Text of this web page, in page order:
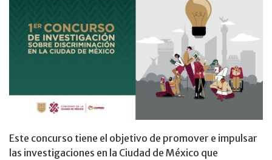
Este concurso tiene el objetivo de promover e impulsar
las investigaciones en la Ciudad de México que